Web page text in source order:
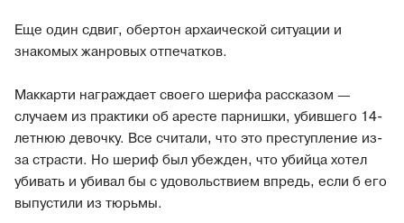
Еще один сдвиг, обертон архаической ситуации и
знакомых жанровых отпечатков.
Маккарти награждает своего шерифа рассказом —
случаем из практики об аресте парнишки, убившего 14-
летнюю девочку. Все считали, что это преступление из-
за страсти. Но шериф был убежден, что убийца хотел
убивать и убивал бы с удовольствием впредь, если б его
выпустили из тюрьмы.